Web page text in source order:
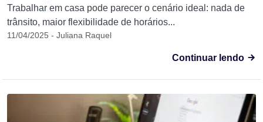
Trabalhar em casa pode parecer o cenário ideal: nada de
trânsito, maior flexibilidade de horários...
11/04/2025 - Juliana Raquel
Continuar lendo